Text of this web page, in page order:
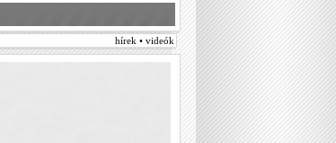
hírek • videók